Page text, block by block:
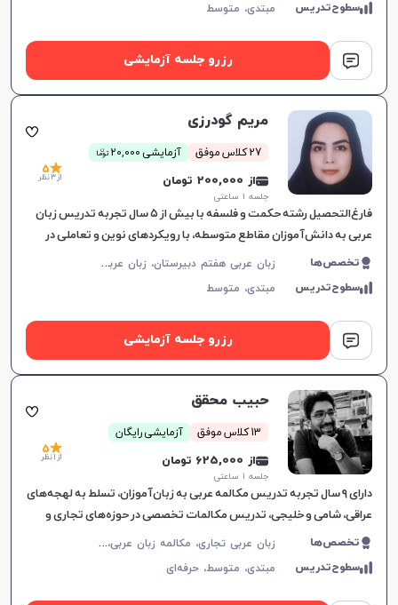
سطوح‌تدریس مبتدی، متوسط
رزرو جلسه آزمایشی
مریم گودرزی
27 کلاس موفق آزمایشی 20,000 توما
ن
از 200,000 تومان
جلسه ۱ ساعتی
5
از 3 نظر
فارغ‌التحصیل رشته حکمت و فلسفه با بیش از ۵ سال تجربه تدریس زبان
عربی به دانش‌آموزان مقاطع متوسطه، با رویکردهای نوین و تعاملی در
آموزش زبان.
تخصص‌ها ز
بان عربی هفتم دبیرستان، زبان عربی هشتم دبیرستان، زبان عربی نهم دبیرستان، زبان عربی دهم دبیرستان، زبان عربی یازدهم دبیرستان، زبان عربی دوازدهم دبیرستان، زبان عربی کنکور سراسری
سطوح‌تدریس مبتدی، متوسط
رزرو جلسه آزمایشی
حبیب محقق
13 کلاس موفق آزمایشی رایگان
از 625,000 تومان
جلسه ۱ ساعتی
5
از 1 نظر
دارای ۹ سال تجربه تدریس مکالمه عربی به زبان‌آموزان، تسلط به لهجه‌های
عراقی، شامی و خلیجی، تدریس مکالمات تخصصی در حوزه‌های تجاری و
حقوقی.تخصص‌ها ز
بان عربی تجاری، مکالمه زبان عربی، لهجه عراقی، لهجه سوری، عربی فصیح، لهجه لبنانی
سطوح‌تدریس مبتدی، متوسط،حرفه‌ای